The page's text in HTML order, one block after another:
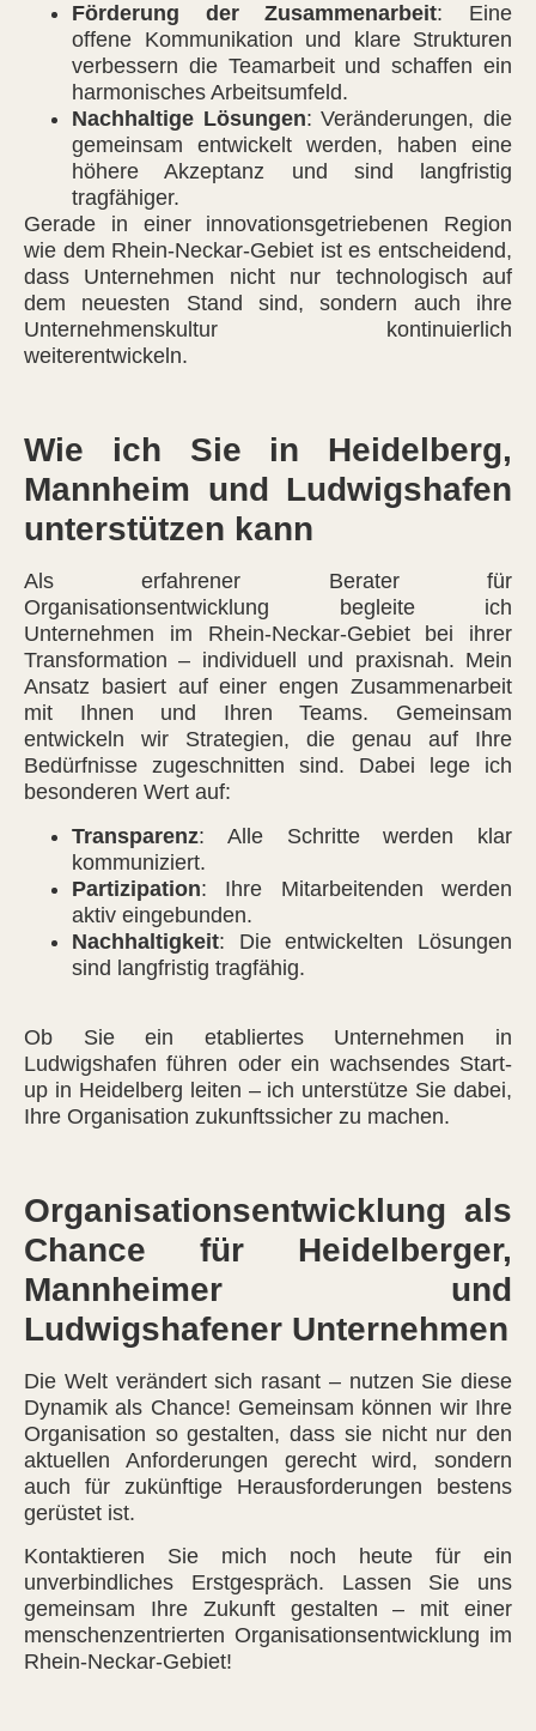
Förderung der Zusammenarbeit: Eine
offene Kommunikation und klare Strukturen
verbessern die Teamarbeit und schaffen ein
harmonisches Arbeitsumfeld.
Nachhaltige Lösungen: Veränderungen, die
gemeinsam entwickelt werden, haben eine
höhere Akzeptanz und sind langfristig
tragfähiger.
Gerade in einer innovationsgetriebenen Region
wie dem Rhein-Neckar-Gebiet ist es entscheidend,
dass Unternehmen nicht nur technologisch auf
dem neuesten Stand sind, sondern auch ihre
Unternehmenskultur kontinuierlich
weiterentwickeln.
Wie ich Sie in Heidelberg,
Mannheim und Ludwigshafen
unterstützen kann
Als erfahrener Berater für
Organisationsentwicklung begleite ich
Unternehmen im Rhein-Neckar-Gebiet bei ihrer
Transformation – individuell und praxisnah. Mein
Ansatz basiert auf einer engen Zusammenarbeit
mit Ihnen und Ihren Teams. Gemeinsam
entwickeln wir Strategien, die genau auf Ihre
Bedürfnisse zugeschnitten sind. Dabei lege ich
besonderen Wert auf:
Transparenz: Alle Schritte werden klar
kommuniziert.
Partizipation: Ihre Mitarbeitenden werden
aktiv eingebunden.
Nachhaltigkeit: Die entwickelten Lösungen
sind langfristig tragfähig.
Ob Sie ein etabliertes Unternehmen in
Ludwigshafen führen oder ein wachsendes Start-
up in Heidelberg leiten – ich unterstütze Sie dabei,
Ihre Organisation zukunftssicher zu machen.
Organisationsentwicklung als
Chance für Heidelberger,
Mannheimer und
Ludwigshafener Unternehmen
Die Welt verändert sich rasant – nutzen Sie diese
Dynamik als Chance! Gemeinsam können wir Ihre
Organisation so gestalten, dass sie nicht nur den
aktuellen Anforderungen gerecht wird, sondern
auch für zukünftige Herausforderungen bestens
gerüstet ist.
Kontaktieren Sie mich noch heute für ein
unverbindliches Erstgespräch. Lassen Sie uns
gemeinsam Ihre Zukunft gestalten – mit einer
menschenzentrierten Organisationsentwicklung im
Rhein-Neckar-Gebiet!